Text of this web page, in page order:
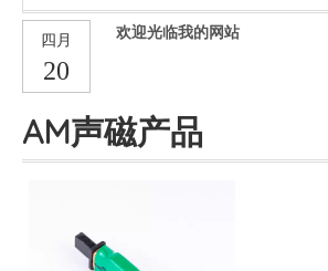
四月
20
欢迎光临我的网站
AM声磁产品